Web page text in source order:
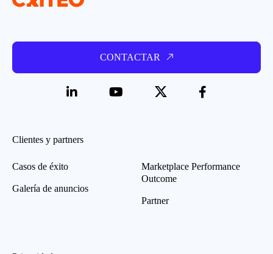
CONTACTAR
Clientes y partners
Casos de éxito
Galería de anuncios
Marketplace Performance
Outcome
Partner